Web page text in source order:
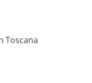
Toscana